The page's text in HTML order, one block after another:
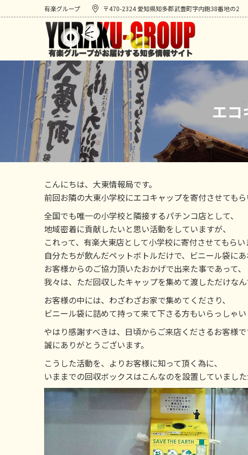
有楽グループ 〒470-2324 愛知県知多郡武豊町字内鉋38番地の2
エコ
こんにちは、大東情報局です。
前回お隣の大東小学校にエコキャップを寄付させてもら
全国でも唯一の小学校と隣接するパチンコ店として、
地域密着に貢献したいと思い活動をしていますが、
これって、有楽大東店として小学校に寄付させてもらい
自分たちが飲んだペットボトルだけで、ビニール袋に
お客様からのご協力頂いたおかげで出来た事であって、
我々は、ただ回収したキャップを集めて渡しただけなん
お客様の中には、わざわざお家で集めてくださり、
ビニール袋に詰めて持って来て下さる方もいらっしゃい
やはり感謝すべきは、日頃からご来店くださるお客様で
誠にありがとうございます。
こうした活動を、よりお客様に知って頂く為に、
いままでの回収ボックスはこんなのを設置していました